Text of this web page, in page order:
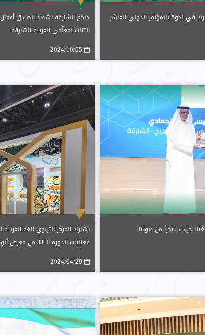
في ندوة بالمؤتمر الدولي العاشر
حاكم الشارقة يشهد انطلاق
الثالث لمعلّمي العربية الشارقة.
2024/10/05
جزء لا يتجزأ من هويتنا
يشارك المركز التربوي للغة
فعاليات الدورة الـ
2024/04/29